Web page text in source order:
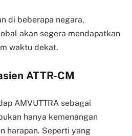
di beberapa negara,
akan segera mendapatkan
waktu dekat.
ATTR-CM
AMVUTTRA sebagai
hanya kemenangan
harapan. Seperti yang